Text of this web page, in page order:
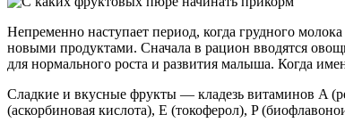
Непременно наступает период, когда грудного
новыми продуктами. Сначала в рацион вводятся
для нормального роста и развития малыша. Когда
Сладкие и вкусные фрукты — кладезь витаминов A
(аскорбиновая кислота), E (токоферол), P